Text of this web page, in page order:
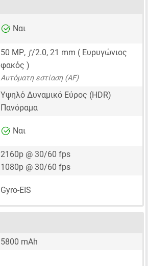
Ναι
50 MP, ƒ/2.0, 21 mm ( Ευρυγώνιος
φακός )
Αυτόματη εστίαση (AF)
Υψηλό Δυναμικό Εύρος (HDR)
Πανόραμα
Ναι
2160p @ 30/60 fps
1080p @ 30/60 fps
Gyro-EIS
5800 mAh